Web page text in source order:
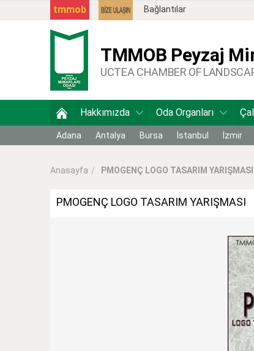
Bağlantılar
tmmob
TMMOB Peyzaj
UCTEA CHAMBER OF
Hakkımızda Oda Organları
Adana Antalya Bursa İstanbul İzmir
Anasayfa PMOGENÇ LOGO TASARIM YARIŞMASI
PMOGENÇ LOGO TASARIM YARIŞMASI